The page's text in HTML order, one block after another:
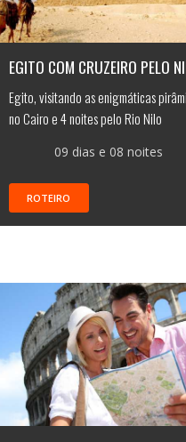
EGITO COM CRUZEIRO PELO
Egito, visitando as enigmáticas
no Cairo e 4 noites pelo Rio Nilo
09 dias e 08 noites
ROTEIRO